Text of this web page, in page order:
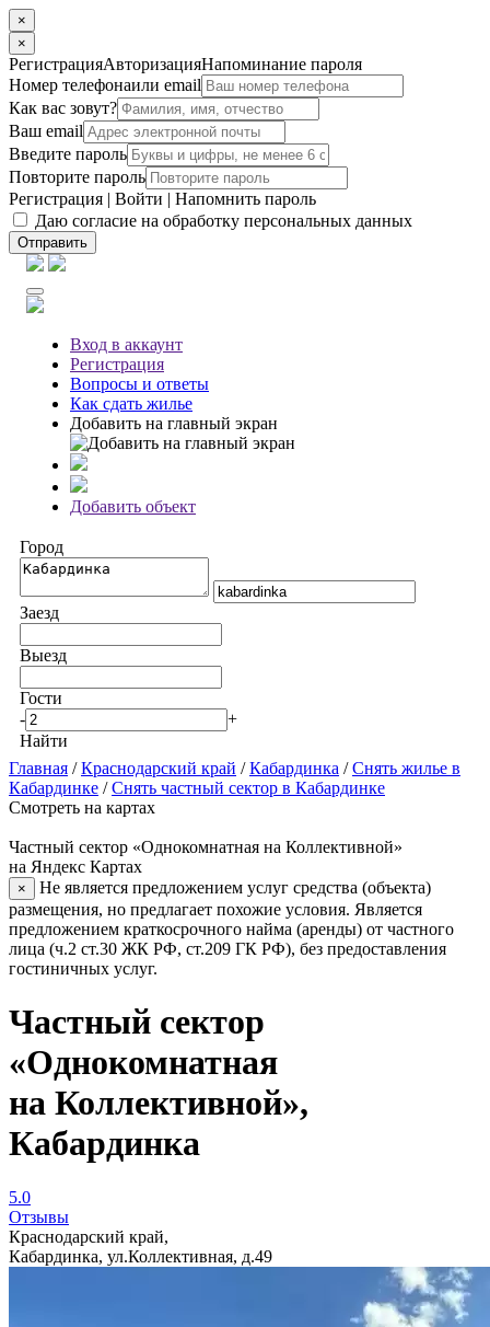
×
×
РегистрацияАвторизацияНапоминание пароля
Номер телефонаили email
Как вас зовут?
Ваш email
Введите пароль
Повторите пароль
Регистрация | Войти | Напомнить пароль
Даю согласие на обработку персональных данных
Отправить
Вход в аккаунт
Регистрация
Вопросы и ответы
Как сдать жилье
Добавить на главный экран
Добавить объект
Город
Заезд
Выезд
Гости
-
+
Найти
Главная /Краснодарский край /Кабардинка /Снять жилье в
Кабардинке /Снять частный сектор в Кабардинке
Смотреть на картах
Частный сектор «Однокомнатная на Коллективной»
на Яндекс Картах
×
Не является предложением услуг средства (объекта)
размещения, но предлагает похожие условия. Является
предложением краткосрочного найма (аренды) от частного
лица (ч.2 ст.30 ЖК РФ, ст.209 ГК РФ), без предоставления
гостиничных услуг.
Частный сектор
«Однокомнатная
на Коллективной»,
Кабардинка
5.0
Отзывы
Краснодарский край,
Кабардинка, ул.Коллективная, д.49